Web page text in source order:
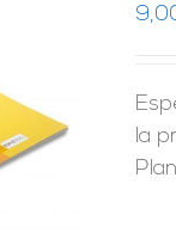
la